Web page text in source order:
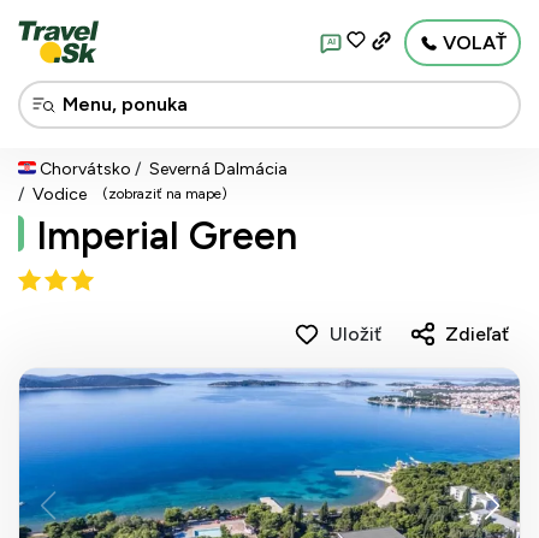
AI VOLAŤ
Chorvátsko
Severná Dalmácia
Vodice
(zobraziť na mape)
Imperial Green
Uložiť Zdieľať